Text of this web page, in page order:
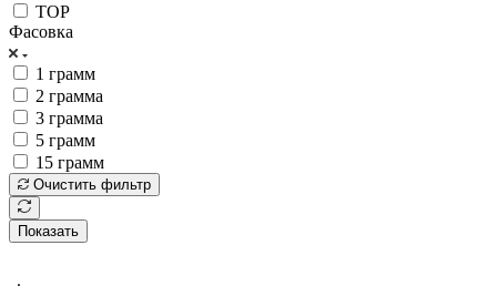
TOP
Фасовка
1 грамм
2 грамма
3 грамма
5 грамм
15 грамм
Очистить фильтр
Показать